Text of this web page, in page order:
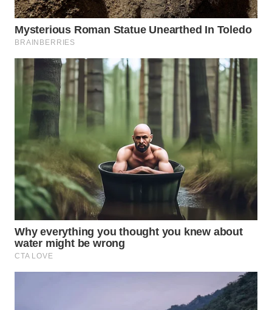
LABUANBAJO
WN
Wahana
WAHANA
NEWS
WAHANA
TANI
WAHANA
ADVOKAT